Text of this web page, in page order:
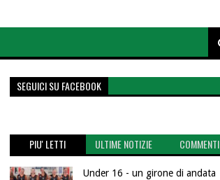
SEGUICI SU FACEBOOK
PIU' LETTI ULTIME NOTIZIE COMMENTI
Under 16 - un girone di andata